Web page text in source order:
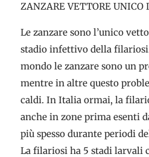
ZANZARE VETTORE UNICO
Le zanzare sono l’unico
stadio infettivo della
mondo le zanzare sono un
mentre in altre questo
caldi. In Italia ormai, la
anche in zone prima esenti
più spesso durante periodi
La filariosi ha 5 stadi larvali